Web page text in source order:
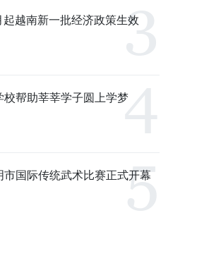
越南新一批经济政策生效
校帮助莘莘学子圆上学梦
市国际传统武术比赛正式开幕